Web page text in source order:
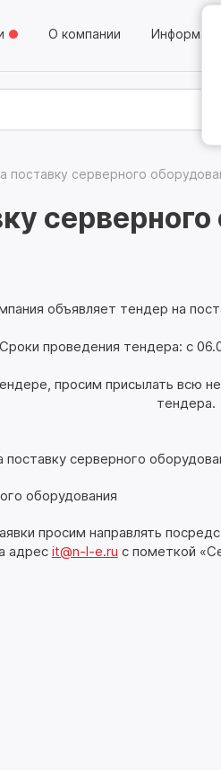
О компании
поставку серверного
объявляет тендер на
Сроки проведения тендера: с
просим присылать всю
тендера.
серверного
оборудования
просим направлять
адрес it@n-l-e.ru с пометкой